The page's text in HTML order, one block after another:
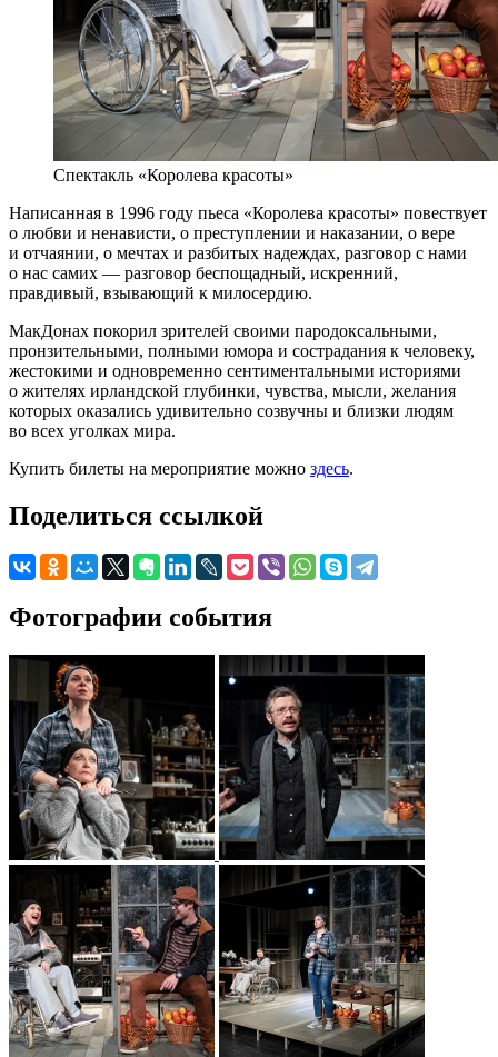
Спектакль «Королева красоты»
Написанная в 1996 году пьеса «Королева красоты» повествует
о любви и ненависти, о преступлении и наказании, о вере
и отчаянии, о мечтах и разбитых надеждах, разговор с нами
о нас самих — разговор беспощадный, искренний,
правдивый, взывающий к милосердию.
МакДонах покорил зрителей своими пародоксальными,
пронзительными, полными юмора и сострадания к человеку,
жестокими и одновременно сентиментальными историями
о жителях ирландской глубинки, чувства, мысли, желания
которых оказались удивительно созвучны и близки людям
во всех уголках мира.
Купить билеты на мероприятие можно здесь.
Поделиться ссылкой
Фотографии события